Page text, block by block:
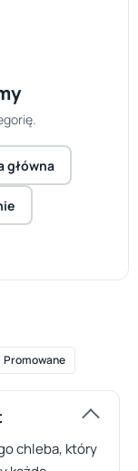
główna
Promowane
chleba, który